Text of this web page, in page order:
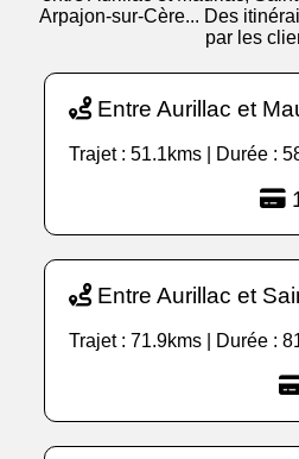
Arpajon-sur-Cère... Des
par les
Entre Aurillac et
Trajet : 51.1kms | Durée :
Entre Aurillac et
Trajet : 71.9kms | Durée :